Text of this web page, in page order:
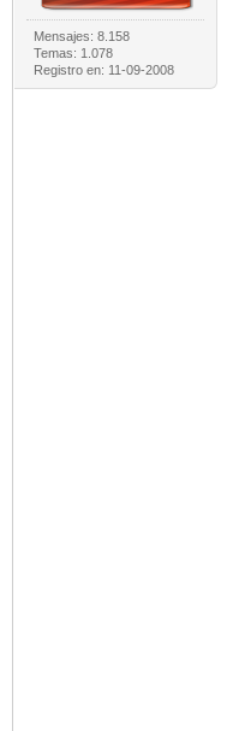
Mensajes: 8.158
Temas: 1.078
Registro en: 11-09-2008